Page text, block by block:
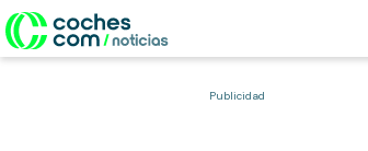
Publicidad